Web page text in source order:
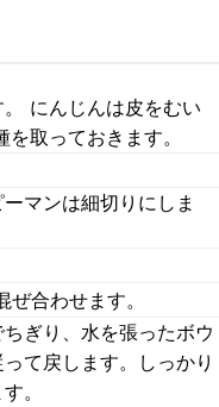
にんじんは皮をむい
取っておきます。
マンは細切りにしま
合わせます。
ぎり、水を張ったボウ
て戻します。しっかり
。